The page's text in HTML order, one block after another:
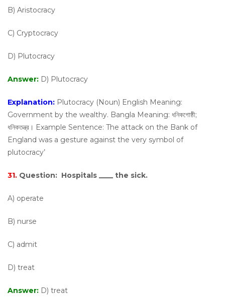
B) Aristocracy
C) Cryptocracy
D) Plutocracy
Answer: D) Plutocracy
Explanation: Plutocracy (Noun) English Meaning:
Government by the wealthy. Bangla Meaning: ধনিকগোষ্ঠী;
ধনিকতন্ত্র। Example Sentence: The attack on the Bank of
England was a gesture against the very symbol of
plutocracy’
31. Question: Hospitals ____ the sick.
A) operate
B) nurse
C) admit
D) treat
Answer: D) treat